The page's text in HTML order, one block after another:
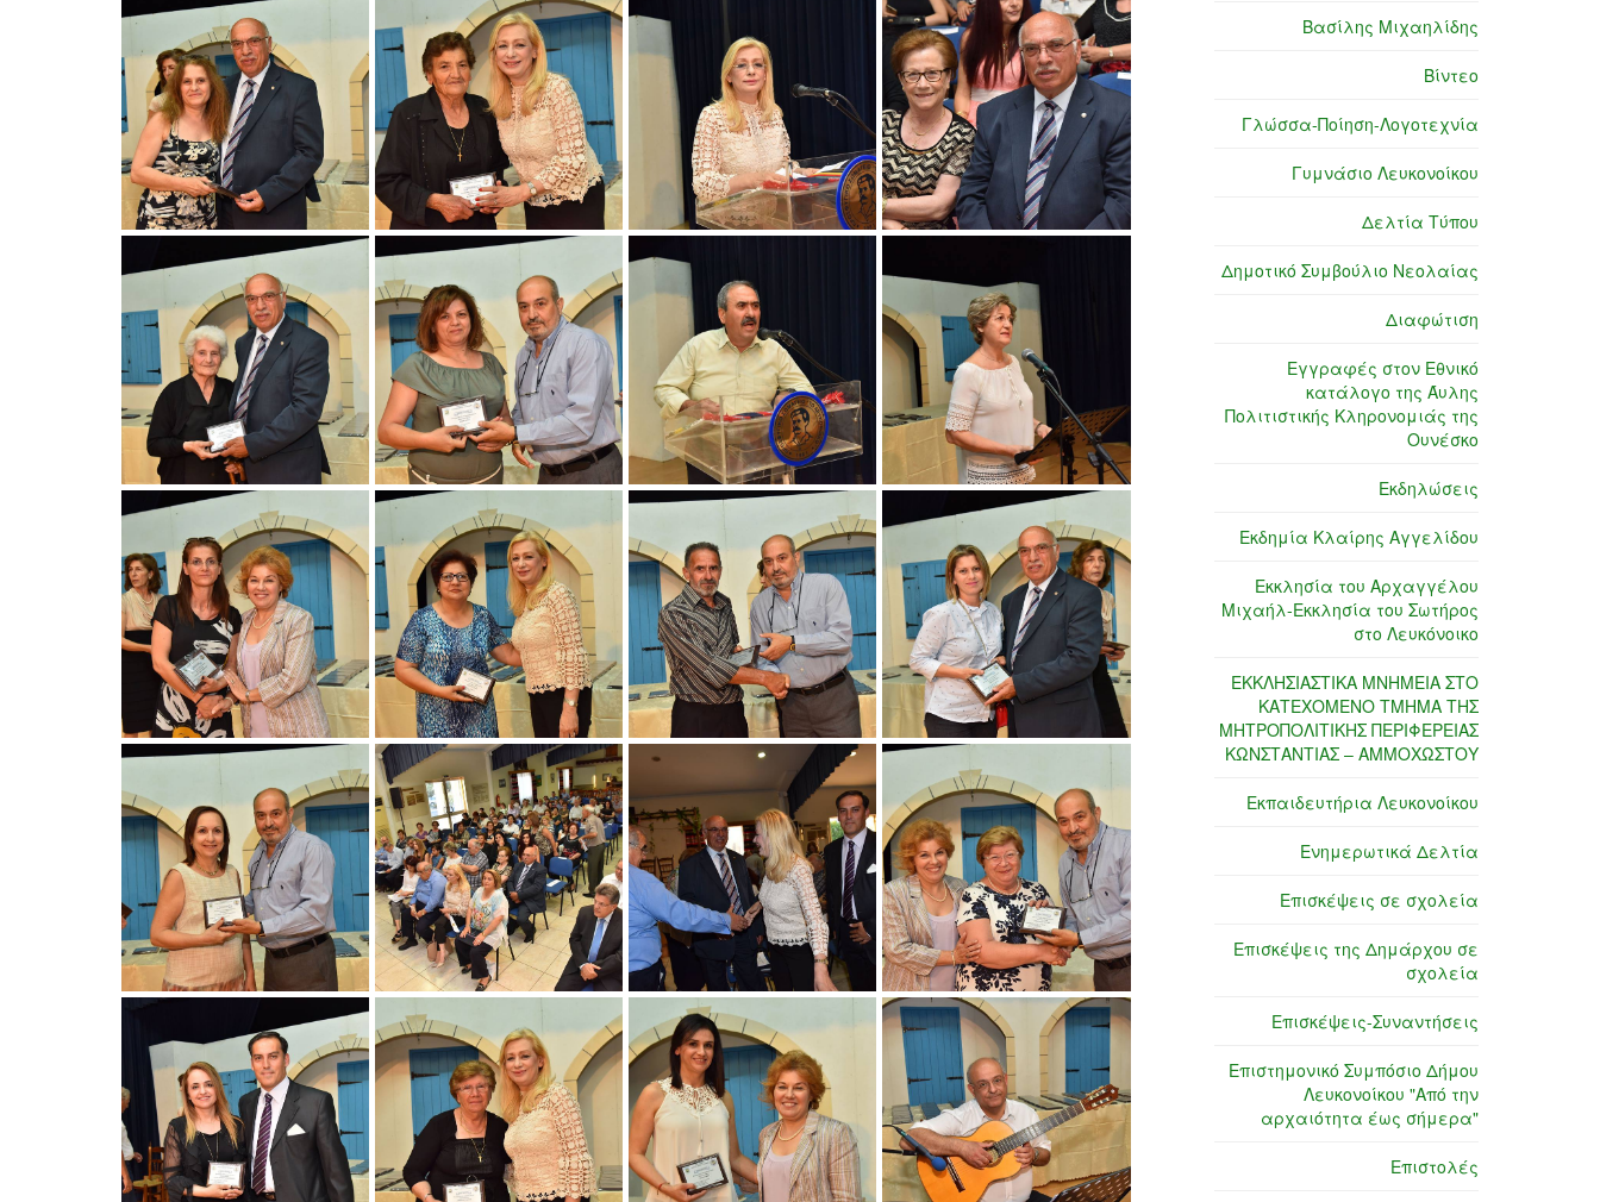
Βασίλης Μιχαηλίδης
Βίντεο
Γλώσσα-Ποίηση-Λογοτεχνία
Γυμνάσιο Λευκονοίκου
Δελτία Τύπου
Δημοτικό Συμβούλιο Νεολαίας
Διαφώτιση
Εγγραφές στον Εθνικό
κατάλογο της Άυλης
Πολιτιστικής Κληρονομιάς της
Ουνέσκο
Εκδηλώσεις
Εκδημία Κλαίρης Αγγελίδου
Εκκλησία του Αρχαγγέλου
Μιχαήλ-Εκκλησία του Σωτήρος
στο Λευκόνοικο
ΕΚΚΛΗΣΙΑΣΤΙΚΑ ΜΝΗΜΕΙΑ ΣΤΟ
ΚΑΤΕΧΟΜΕΝΟ ΤΜΗΜΑ ΤΗΣ
ΜΗΤΡΟΠΟΛΙΤΙΚΗΣ ΠΕΡΙΦΕΡΕΙΑΣ
ΚΩΝΣΤΑΝΤΙΑΣ – ΑΜΜΟΧΩΣΤΟΥ
Εκπαιδευτήρια Λευκονοίκου
Ενημερωτικά Δελτία
Επισκέψεις σε σχολεία
Επισκέψεις της Δημάρχου σε
σχολεία
Επισκέψεις-Συναντήσεις
Επιστημονικό Συμπόσιο Δήμου
Λευκονοίκου "Από την
αρχαιότητα έως σήμερα"
Επιστολές